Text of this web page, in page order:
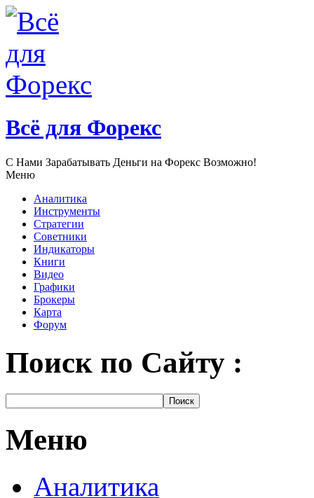
Всё для Форекс
С Нами Зарабатывать Деньги нa Форекс Возможно!
Меню
Аналитика
Инструменты
Стратегии
Советники
Индикаторы
Книги
Видео
Графики
Брокеры
Карта
Форум
Поиск по Сайту :
Меню
Аналитика